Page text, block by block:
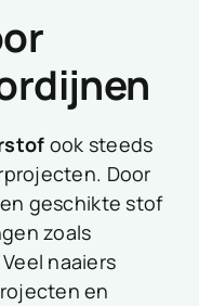
ook steeds
Door
geschikte stof
zoals
naaiers
en